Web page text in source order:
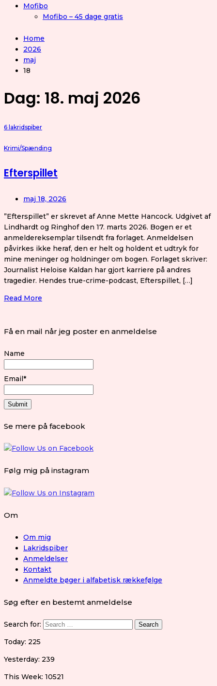
Mofibo
Mofibo – 45 dage gratis
Home
2026
maj
18
Dag: 18. maj 2026
6 lakridspiber
Krimi/Spænding
Efterspillet
maj 18, 2026
”Efterspillet” er skrevet af Anne Mette Hancock. Udgivet af
Lindhardt og Ringhof den 17. marts 2026. Bogen er et
anmeldereksemplar tilsendt fra forlaget. Anmeldelsen
påvirkes ikke heraf, den er helt og holdent et udtryk for
mine meninger og holdninger om bogen. Forlaget skriver:
Journalist Heloise Kaldan har gjort karriere på andres
tragedier. Hendes true-crime-podcast, Efterspillet, […]
Read More
Få en mail når jeg poster en anmeldelse
Name
Email*
Se mere på facebook
Følg mig på instagram
Om
Om mig
Lakridspiber
Anmeldelser
Kontakt
Anmeldte bøger i alfabetisk rækkefølge
Søg efter en bestemt anmeldelse
Search for:
Today: 225
Yesterday: 239
This Week: 10521